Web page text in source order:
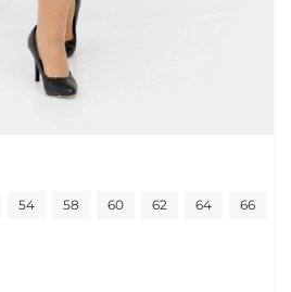
54 58 60 62 64 66